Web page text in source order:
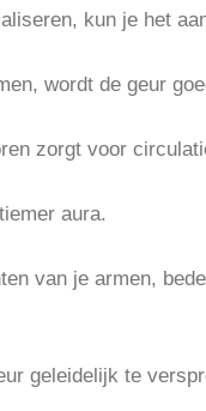
kun je het
wordt de geur
zorgt voor
aura.
van je armen,
geleidelijk te